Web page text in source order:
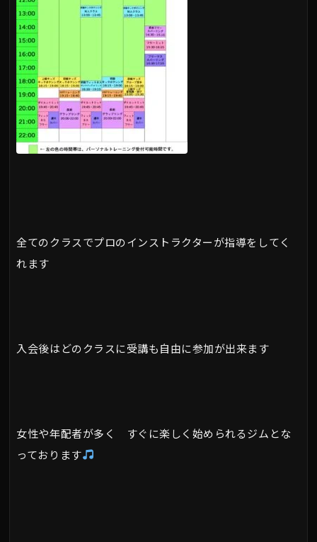
全てのクラスでプロのインストラクターが指導をしてく
れます
入会後はどのクラスに受講も自由に参加が出来ます
女性や年配者が多く すぐに楽しく始められるジムとな
っております